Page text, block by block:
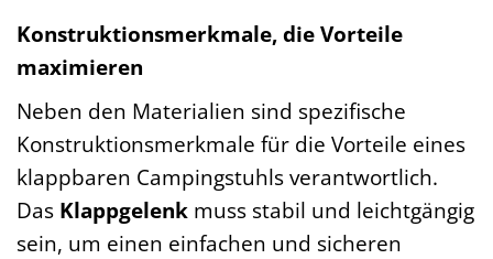
Konstruktionsmerkmale, die Vorteile
maximieren
Neben den Materialien sind spezifische
Konstruktionsmerkmale für die Vorteile eines
klappbaren Campingstuhls verantwortlich.
Das Klappgelenk muss stabil und leichtgängig
sein, um einen einfachen und sicheren